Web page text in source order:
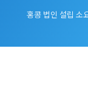
홍콩 법인 설립 소